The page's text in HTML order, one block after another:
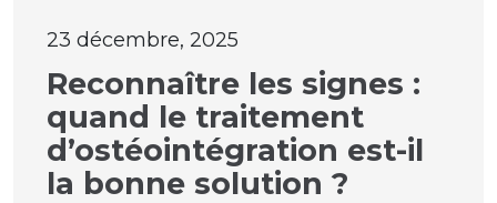
23 décembre, 2025
Reconnaître les signes :
quand le traitement
d’ostéointégration est-il
la bonne solution ?